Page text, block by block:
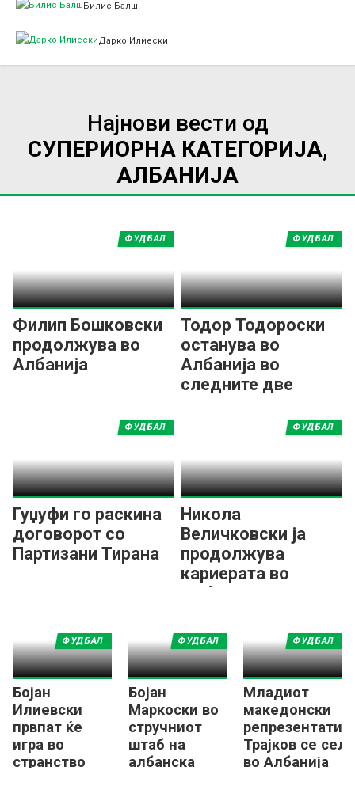
Билис Балш
Дарко Илиески
Најнови вести од
СУПЕРИОРНА КАТЕГОРИЈА,
АЛБАНИЈА
Филип Бошковски
продолжува во
Албанија
ФУДБАЛ
Тодор Тодороски
останува во
Албанија во
следните две
ФУДБАЛ
Гуџуфи го раскина
договорот со
Партизани Тирана
ФУДБАЛ
Никола
Величковски ја
продолжува
кариерата во
Албанија
ФУДБАЛ
Бојан
Илиевски
првпат ќе
игра во
странство
ФУДБАЛ
Бојан
Маркоски во
стручниот
штаб на
албанска
ФУДБАЛ
Младиот
македонски
Трајков се
во Албанија
ФУДБАЛ